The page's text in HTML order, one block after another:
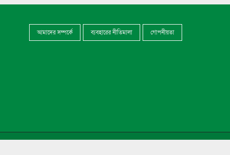
আমাদের সম্পর্কে ব্যবহারের নীতিমালা গোপনীয়তা